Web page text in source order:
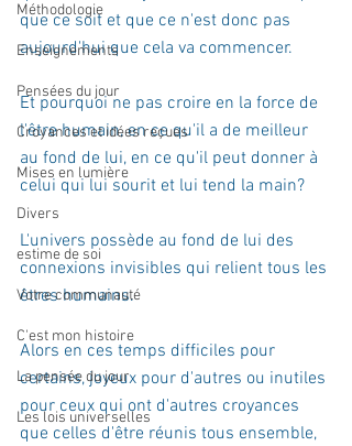
Méthodologie
Enseignements
Pensées du jour
Croyances et idées reçues
Mises en lumière
Divers
estime de soi
Votre communauté
C'est mon histoire
La pensée du jour
Les lois universelles
que ce soit et que ce n'est donc pas
aujourd'hui que cela va commencer.
Et pourquoi ne pas croire en la force de
l'être humain, en ce qu'il a de meilleur
au fond de lui, en ce qu'il peut donner à
celui qui lui sourit et lui tend la main?
L'univers possède au fond de lui des
connexions invisibles qui relient tous les
êtres humains.
Alors en ces temps difficiles pour
certains, joyeux pour d'autres ou inutiles
pour ceux qui ont d'autres croyances
que celles d'être réunis tous ensemble,